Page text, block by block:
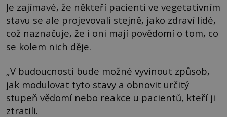
Je zajímavé, že někteří pacienti ve vegetativním
stavu se ale projevovali stejně, jako zdraví lidé,
což naznačuje, že i oni mají povědomí o tom, co
se kolem nich děje.
„V budoucnosti bude možné vyvinout způsob,
jak modulovat tyto stavy a obnovit určitý
stupeň vědomí nebo reakce u pacientů, kteří ji
ztratili.